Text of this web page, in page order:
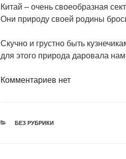
Китай – очень своеобразная
Они природу своей родины
Скучно и грустно быть
для этого природа даровала
Комментариев нет
РУБРИКИ
БЕЗ РУБРИКИ